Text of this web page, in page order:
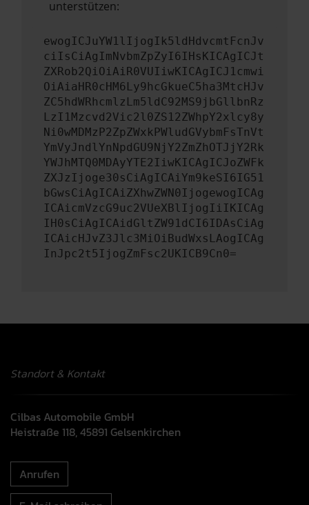
unterstützen:
ewogICJuYW1lIjogIk5ldHdvcmtFcnJv
ciIsCiAgImNvbmZpZyI6IHsKICAgICJt
ZXRob2QiOiAiR0VUIiwKICAgICJ1cmwi
OiAiaHR0cHM6Ly9hcGkueC5ha3MtcHJv
ZC5hdWRhcmlzLm5ldC92MS9jbGllbnRz
LzI1Mzcvd2Vic2l0ZS12ZWhpY2xlcy8y
Ni0wMDMzP2ZpZWxkPWludGVybmFsTnVt
YmVyJndlYnNpdGU9NjY2ZmZhOTJjY2Rk
YWJhMTQ0MDAyYTE2IiwKICAgICJoZWFk
ZXJzIjoge30sCiAgICAiYm9keSI6IG51
bGwsCiAgICAiZXhwZWN0IjogewogICAg
ICAicmVzcG9uc2VUeXBlIjogIiIKICAg
IH0sCiAgICAidGltZW91dCI6IDAsCiAg
ICAicHJvZ3Jlc3MiOiBudWxsLAogICAg
InJpc2t5IjogZmFsc2UKICB9Cn0=
Standort & Kontakt
Cilbas Automobile GmbH
Heistraße 118, 45891 Gelsenkirchen
Anrufen